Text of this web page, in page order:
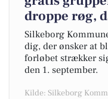
droppe røg,
Silkeborg
dig, der ønsker at
forløbet strækker
den 1. september.
Kilde: Silkeborg